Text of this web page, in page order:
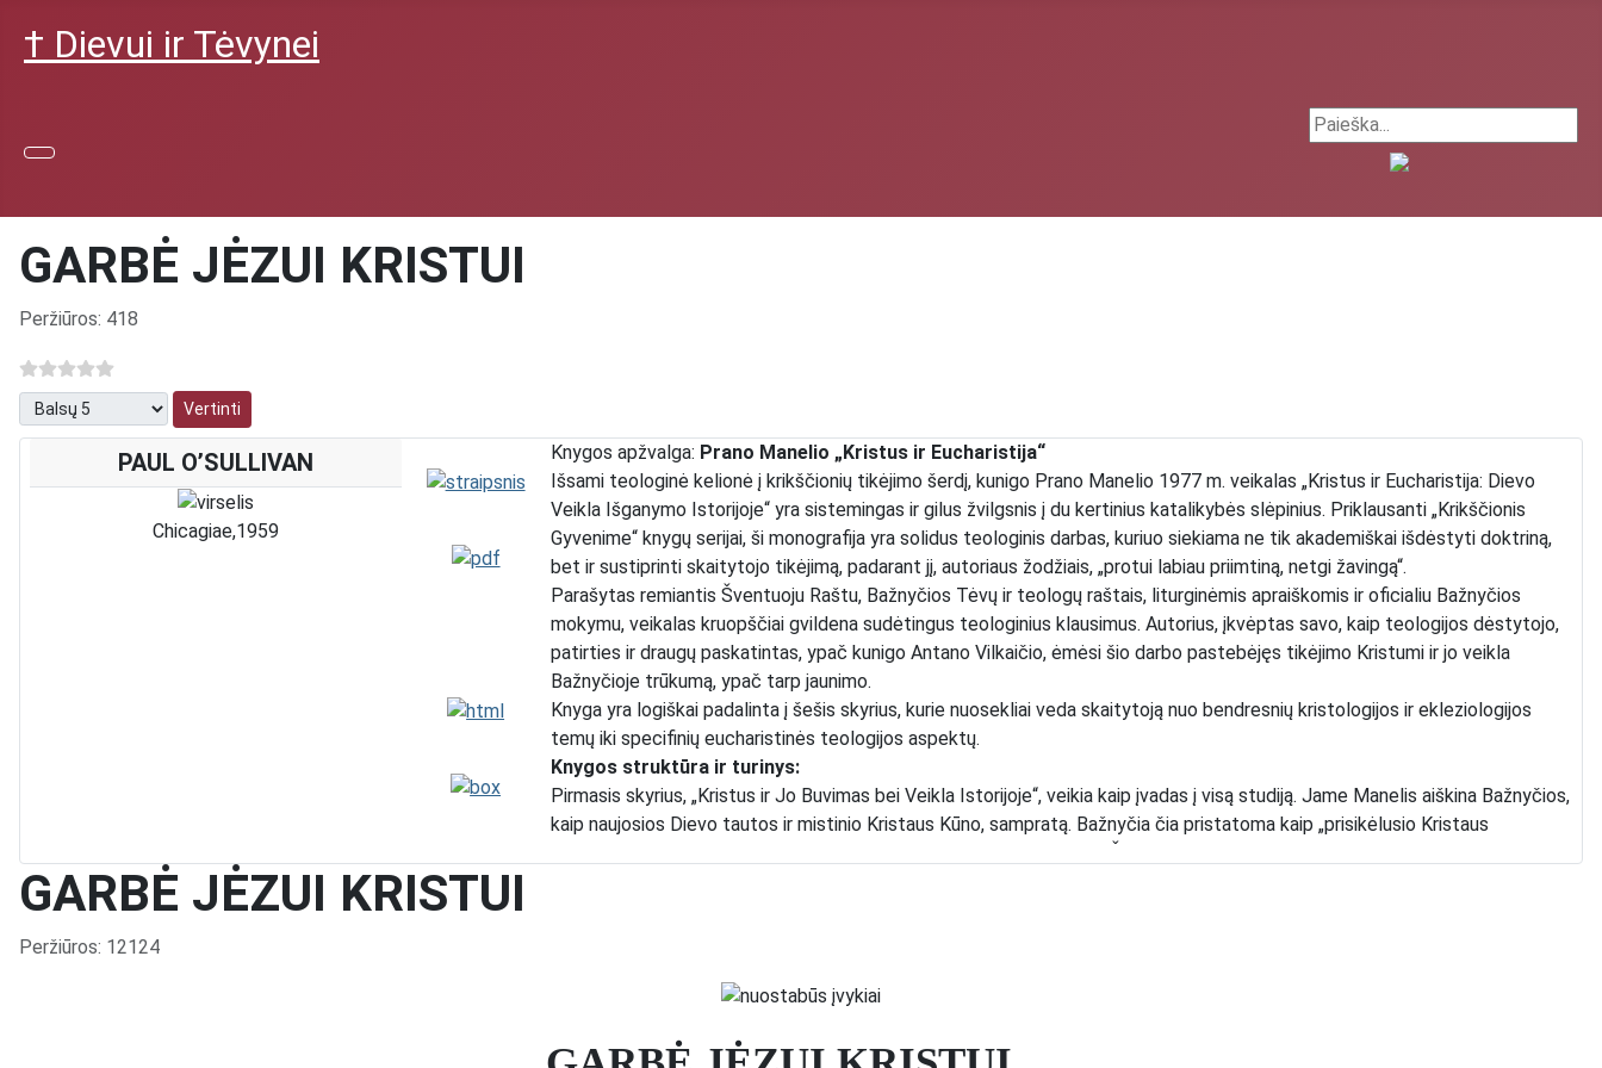
† Dievui ir Tėvynei
Search ...
GARBĖ JĖZUI KRISTUI
Išsami informacija
Peržiūros: 418
Prašome įvertinti
PAUL O’SULLIVAN
Chicagiae,1959
Knygos apžvalga: Prano Manelio „Kristus ir Eucharistija“
Išsami teologinė kelionė į krikščionių tikėjimo šerdį, kunigo Prano Manelio 1977 m. veikalas „Kristus ir Eucharistija: Dievo
Veikla Išganymo Istorijoje“ yra sistemingas ir gilus žvilgsnis į du kertinius katalikybės slėpinius. Priklausanti „Krikščionis
Gyvenime“ knygų serijai, ši monografija yra solidus teologinis darbas, kuriuo siekiama ne tik akademiškai išdėstyti doktriną,
bet ir sustiprinti skaitytojo tikėjimą, padarant jį, autoriaus žodžiais, „protui labiau priimtiną, netgi žavingą“.
Parašytas remiantis Šventuoju Raštu, Bažnyčios Tėvų ir teologų raštais, liturginėmis apraiškomis ir oficialiu Bažnyčios
mokymu, veikalas kruopščiai gvildena sudėtingus teologinius klausimus. Autorius, įkvėptas savo, kaip teologijos dėstytojo,
patirties ir draugų paskatintas, ypač kunigo Antano Vilkaičio, ėmėsi šio darbo pastebėjęs tikėjimo Kristumi ir jo veikla
Bažnyčioje trūkumą, ypač tarp jaunimo.
Knyga yra logiškai padalinta į šešis skyrius, kurie nuosekliai veda skaitytoją nuo bendresnių kristologijos ir ekleziologijos
temų iki specifinių eucharistinės teologijos aspektų.
Knygos struktūra ir turinys:
Pirmasis skyrius, „Kristus ir Jo Buvimas bei Veikla Istorijoje“, veikia kaip įvadas į visą studiją. Jame Manelis aiškina Bažnyčios,
kaip naujosios Dievo tautos ir mistinio Kristaus Kūno, sampratą. Bažnyčia čia pristatoma kaip „prisikėlusio Kristaus
perspektyva suteikia kontekstą vėliau aptariamoms teologinėms problemoms.
sąvoka eucharistinėje teologijoje, analizuojami Evangelijų liudijimai, ypač Jono evangelijos 6 skyrius, ir pirmykštės Bažnyčios
GARBĖ JĖZUI KRISTUI
Išsami informacija
Peržiūros: 12124